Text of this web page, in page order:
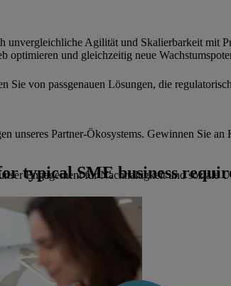
unvergleichliche Agilität und Skalierbarkeit
optimieren und gleichzeitig neue
von passgenauen Lösungen, die
unseres Partner-Ökosystems. Gewinnen Sie
Engagement für Nachhaltigkeit und
typical SME business